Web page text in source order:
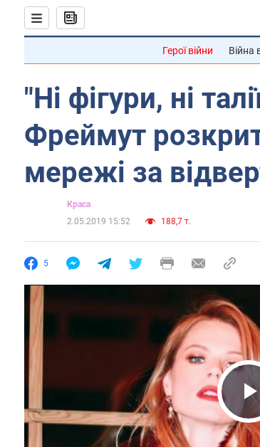
Герої війни Війна
"Ні фігури, ні
Фреймут
мережі за
Краса
2.05.2019 15:52
188,7 т.
5